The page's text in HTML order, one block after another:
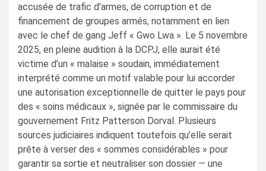
accusée de trafic d’armes, de corruption et de
financement de groupes armés, notamment en lien
avec le chef de gang Jeff « Gwo Lwa ». Le 5 novembre
2025, en pleine audition à la DCPJ, elle aurait été
victime d’un « malaise » soudain, immédiatement
interprété comme un motif valable pour lui accorder
une autorisation exceptionnelle de quitter le pays pour
des « soins médicaux », signée par le commissaire du
gouvernement Fritz Patterson Dorval. Plusieurs
sources judiciaires indiquent toutefois qu’elle serait
prête à verser des « sommes considérables » pour
garantir sa sortie et neutraliser son dossier — une